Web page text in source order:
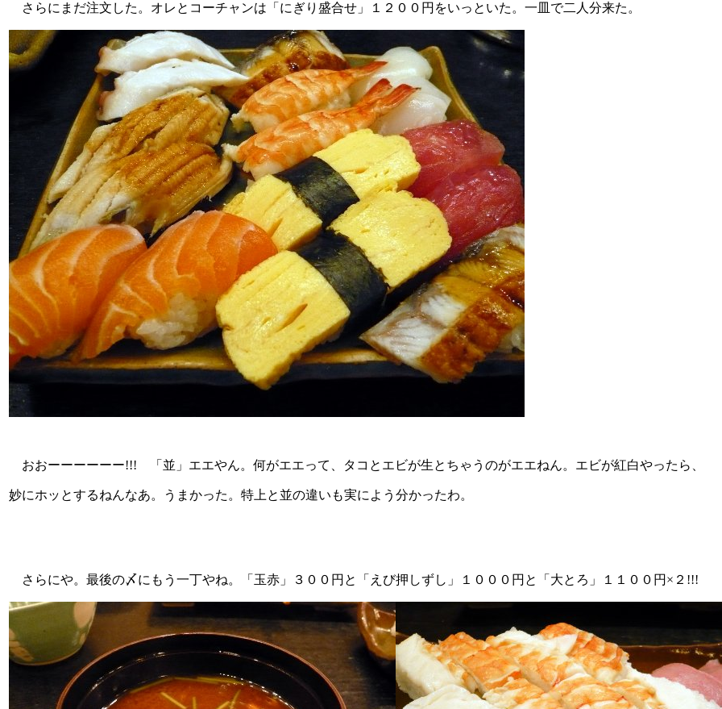
さらにまだ注文した。オレとコーチャンは「にぎり盛合せ」１２００円をいっといた。一皿で二人分来た。
おおーーーーーー!!! 「並」エエやん。何がエエって、タコとエビが生とちゃうのがエエねん。エビが紅白やったら、
妙にホッとするねんなあ。うまかった。特上と並の違いも実によう分かったわ。
さらにや。最後の〆にもう一丁やね。「玉赤」３００円と「えび押しずし」１０００円と「大とろ」１１００円×２!!!